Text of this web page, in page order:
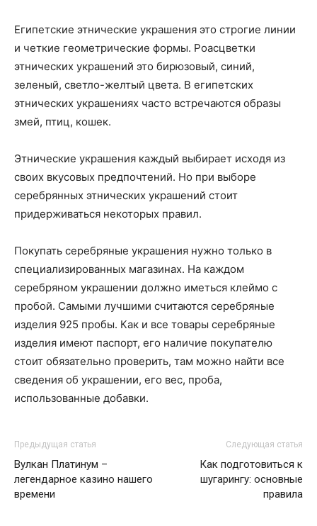
Египетские этнические украшения это строгие линии
и четкие геометрические формы. Роасцветки
этнических украшений это бирюзовый, синий,
зеленый, светло-желтый цвета. В египетских
этнических украшениях часто встречаются образы
змей, птиц, кошек.
Этнические украшения каждый выбирает исходя из
своих вкусовых предпочтений. Но при выборе
серебрянных этнических украшений стоит
придерживаться некоторых правил.
Покупать серебряные украшения нужно только в
специализированных магазинах. На каждом
серебряном украшении должно иметься клеймо с
пробой. Самыми лучшими считаются серебряные
изделия 925 пробы. Как и все товары серебряные
изделия имеют паспорт, его наличие покупателю
стоит обязательно проверить, там можно найти все
сведения об украшении, его вес, проба,
использованные добавки.
Предыдущая статья
Вулкан Платинум –
легендарное казино нашего
времени
Следующая статья
Как подготовиться к
шугарингу: основные
правила